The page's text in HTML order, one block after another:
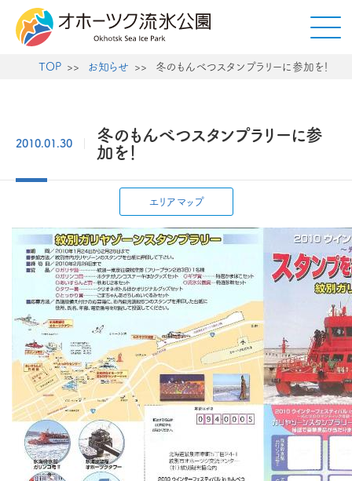
TOP お知らせ 冬のもんべつスタンプラリーに参加を！
2010.01.30
冬のもんべつスタンプラリーに参
加を！
エリアマップ